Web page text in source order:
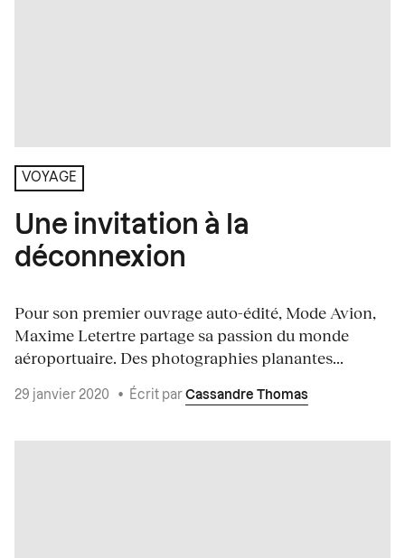
VOYAGE
Une invitation à la
déconnexion
Pour son premier ouvrage auto-édité, Mode Avion,
Maxime Letertre partage sa passion du monde
aéroportuaire. Des photographies planantes...
29 janvier 2020 • Écrit par Cassandre Thomas